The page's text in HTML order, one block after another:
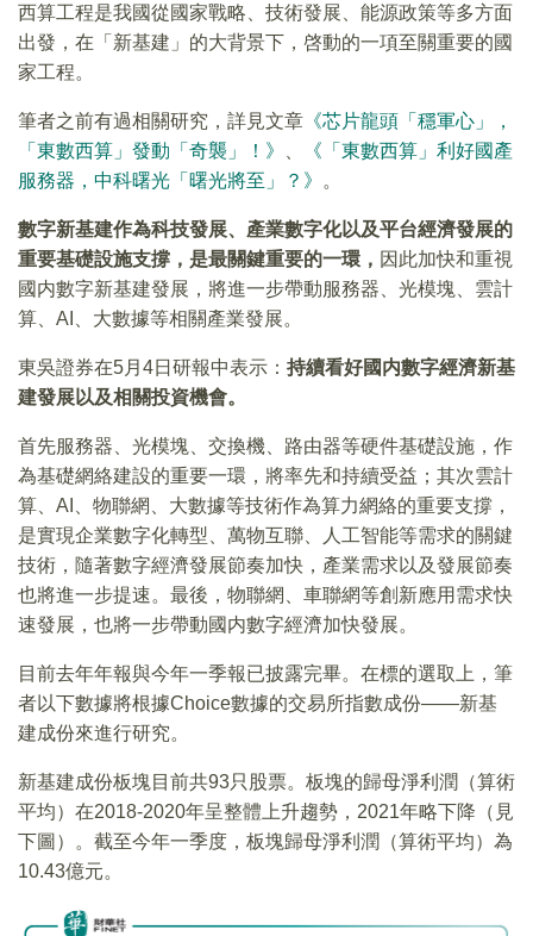
西算工程是我國從國家戰略、技術發展、能源政策等多方面
出發，在「新基建」的大背景下，啓動的一項至關重要的國
家工程。
筆者之前有過相關研究，詳見文章 《芯片龍頭「穩軍心」，
「東數西算」發動「奇襲」！》
《「東數西算」利好國產
服務器，中科曙光「曙光將至」？》
。
數字新基建作為科技發展、產業數字化以及平台經濟發展的
重要基礎設施支撐，是最關鍵重要的一環， 因此加快和重視
國内數字新基建發展，將進一步帶動服務器、光模塊、雲計
算、AI、大數據等相關產業發展。
東吳證券在5月4日研報中表示： 持續看好國内數字經濟新基
建發展以及相關投資機會。
首先服務器、光模塊、交換機、路由器等硬件基礎設施，作
為基礎網絡建設的重要一環，將率先和持續受益；其次雲計
算、AI、物聯網、大數據等技術作為算力網絡的重要支撐，
是實現企業數字化轉型、萬物互聯、人工智能等需求的關鍵
技術，隨著數字經濟發展節奏加快，產業需求以及發展節奏
也將進一步提速。最後，物聯網、車聯網等創新應用需求快
速發展，也將一步帶動國内數字經濟加快發展。
目前去年年報與今年一季報已披露完畢。在標的選取上，筆
者以下數據將根據Choice數據的交易所指數成份——新基
建成份來進行研究。
新基建成份板塊目前共93只股票。板塊的歸母淨利潤（算術
平均）在2018-2020年呈整體上升趨勢，2021年略下降（見
下圖）。截至今年一季度，板塊歸母淨利潤（算術平均）為
10.43億元。